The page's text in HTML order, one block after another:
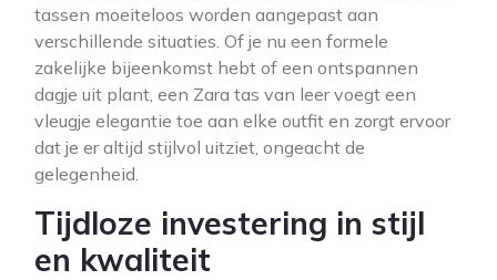
tassen moeiteloos worden aangepast aan
verschillende situaties. Of je nu een formele
zakelijke bijeenkomst hebt of een ontspannen
dagje uit plant, een Zara tas van leer voegt een
vleugje elegantie toe aan elke outfit en zorgt ervoor
dat je er altijd stijlvol uitziet, ongeacht de
gelegenheid.
Tijdloze investering in stijl
en kwaliteit